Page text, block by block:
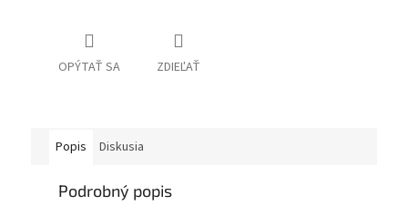
OPÝTAŤ SA ZDIEĽAŤ
Popis Diskusia
Podrobný popis